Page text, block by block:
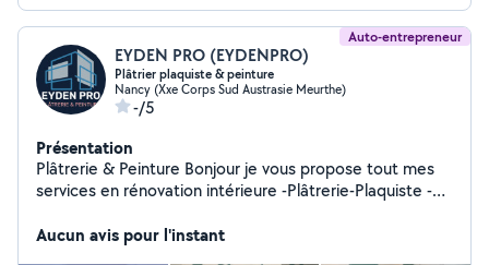
Auto-entrepreneur
EYDEN PRO (EYDENPRO)
Plâtrier plaquiste & peinture
Nancy (Xxe Corps Sud Austrasie Meurthe)
-/5
Présentation
Plâtrerie & Peinture Bonjour je vous propose tout mes
services en rénovation intérieure -Plâtrerie-Plaquiste -
optima -isolation thermique, acoustique et phonique
Aucun avis pour l'instant